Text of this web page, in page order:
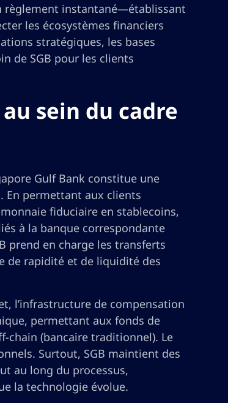
règlement instantané—établissant
les écosystèmes financiers
stratégiques, les bases
de SGB pour les clients
sein du cadre
Gulf Bank constitue une
En permettant aux clients
fiduciaire en stablecoins,
à la banque correspondante
prend en charge les transferts
de rapidité et de liquidité des
l’infrastructure de compensation
permettant aux fonds de
chain (bancaire traditionnel). Le
Surtout, SGB maintient des
au long du processus,
la technologie évolue.